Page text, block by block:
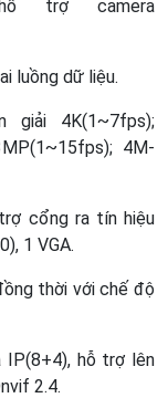
trợ camera
luồng dữ liệu.
4K(1~7fps);
4M-
cổng ra tín hiệu
1 VGA.
thời với chế độ
IP(8+4), hỗ trợ lên
2.4.